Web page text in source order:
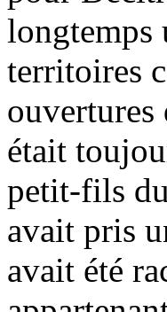
longtemps
territoires
ouvertures
était
petit-fils
avait pris
avait été